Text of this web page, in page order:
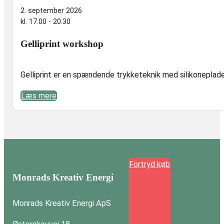
2. september 2026
kl. 17.00 - 20.30
Gelliprint workshop
Gelliprint er en spændende trykketeknik med
Læs mere
Monrads Kreativ Energi
Monrads Kreativ Energi ApS
Fortryd køb